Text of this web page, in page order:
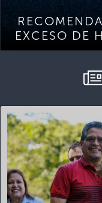
EXCESO DE